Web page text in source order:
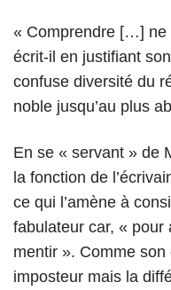
« Comprendre […] ne
écrit-il en justifiant
confuse diversité du
noble jusqu’au plus
En se « servant » de
la fonction de
ce qui l’amène à
fabulateur car, « pour
mentir ». Comme son
imposteur mais la